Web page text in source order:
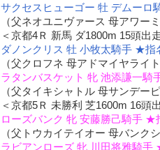
サクセスヒューゴー 牡 デムーロ
（父ネオユニヴァース 母アワー
＜京都4Ｒ 新馬 ダ1800m 15頭出
ダノンクリス 牡 小牧太騎手 ★指
（父クロフネ 母アドマイヤライ
ラタンバスケット 牝 池添謙一騎
（父タイキシャトル 母サンデー
＜京都5Ｒ 未勝利 芝1600m 16頭
ローズバンク 牝 安藤勝己騎手 ★
（父トウカイテイオー 母バンク
ラビアンローズ 牝 川田将雅騎手